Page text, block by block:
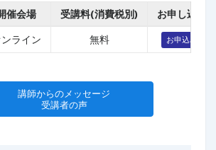
催会場 受講料(消費税別)
お申し込み
ライン 無料 お申込み
講師からのメッセージ
受講者の声